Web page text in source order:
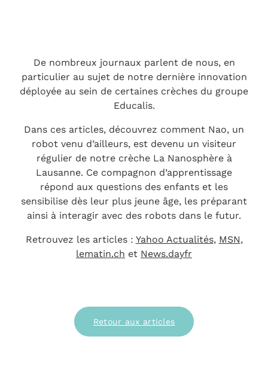
De nombreux journaux parlent de nous, en
particulier au sujet de notre dernière innovation
déployée au sein de certaines crèches du groupe
Educalis.
Dans ces articles, découvrez comment Nao, un
robot venu d’ailleurs, est devenu un visiteur
régulier de notre crèche La Nanosphère à
Lausanne. Ce compagnon d’apprentissage
répond aux questions des enfants et les
sensibilise dès leur plus jeune âge, les préparant
ainsi à interagir avec des robots dans le futur.
Retrouvez les articles : Yahoo Actualités, MSN,
lematin.ch et News.dayfr
Retour aux articles